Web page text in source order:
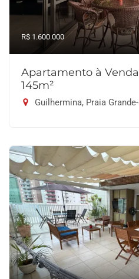
R$ 1.600.000
Apartamento à
145m²
Guilhermina, Praia